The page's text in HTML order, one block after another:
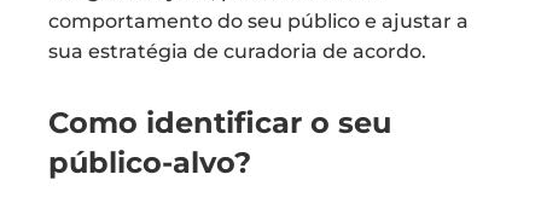
comportamento do seu público e ajustar a
sua estratégia de curadoria de acordo.
Como identificar o seu
público-alvo?